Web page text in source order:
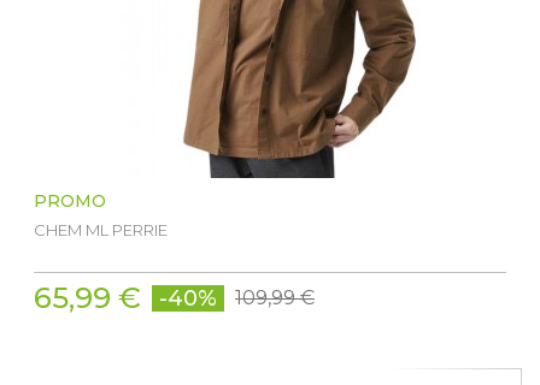
PROMO
CHEM ML PERRIE
65,99 € -40% 109,99 €